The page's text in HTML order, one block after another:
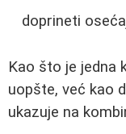
doprineti
Kao što je jedna
uopšte, već kao
ukazuje na